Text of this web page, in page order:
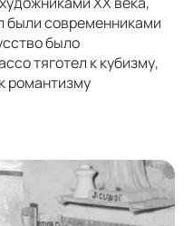
были современниками
было
тяготел к кубизму,
романтизму